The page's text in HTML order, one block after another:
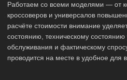
Работаем со всеми моделями — от
кроссоверов и универсалов
расчёте стоимости внимание
состоянию, техническому состоянию
обслуживания и фактическому
проводится на месте в удобное для